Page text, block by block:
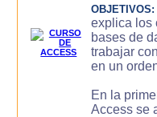
OBJETIVOS:
explica los
bases de
trabajar
en un
En la
Access se